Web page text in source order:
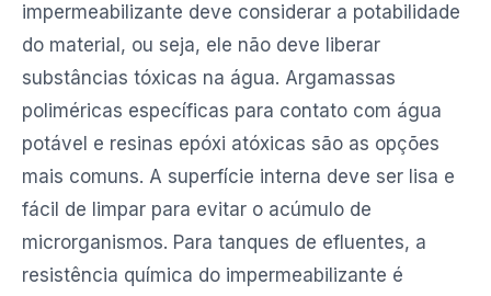
impermeabilizante deve considerar a potabilidade
do material, ou seja, ele não deve liberar
substâncias tóxicas na água. Argamassas
poliméricas específicas para contato com água
potável e resinas epóxi atóxicas são as opções
mais comuns. A superfície interna deve ser lisa e
fácil de limpar para evitar o acúmulo de
microrganismos. Para tanques de efluentes, a
resistência química do impermeabilizante é